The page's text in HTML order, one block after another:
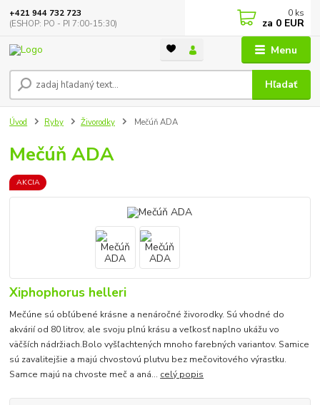
Menu
Hľadať
+421 944 732 723
(ESHOP: PO - PI 7:00-15:30)
0 ks
za 0 EUR
Úvod Ryby Živorodky Mečúň ADA
Mečúň ADA
AKCIA
Xiphophorus helleri
Mečúne sú obľúbené krásne a nenáročné živorodky. Sú vhodné do
akvárií od 80 litrov, ale svoju plnú krásu a veľkosť naplno ukážu vo
väčších nádržiach.Bolo vyšľachtených mnoho farebných variantov. Samice
sú zavalitejšie a majú chvostovú plutvu bez mečovitového výrastku.
Samce majú na chvoste meč a aná... celý popis